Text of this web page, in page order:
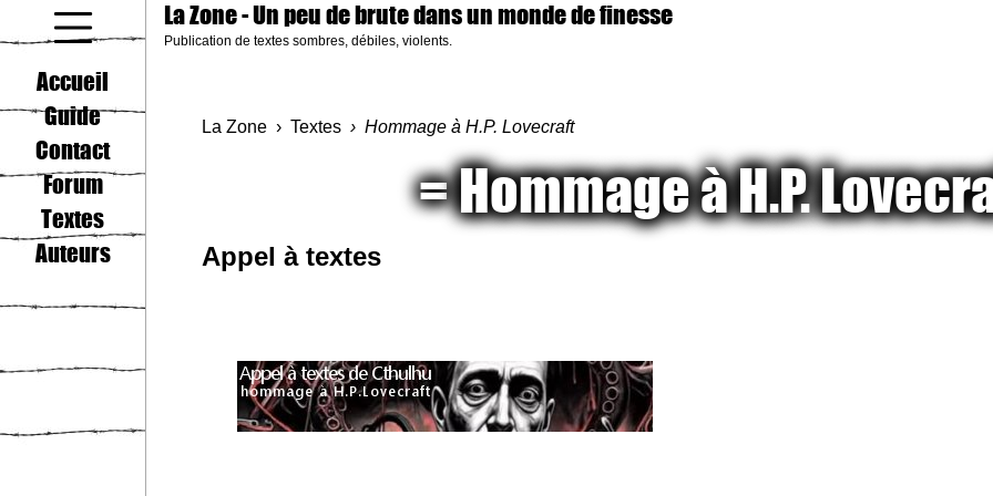
La Zone- Un peu de brute dans un monde de finesse
Publication de textes sombres, débiles, violents.
Accueil
Guide
Contact
Forum
Textes
Auteurs
La Zone Textes Hommage à H.P. Lovecraft
Hommage à H.P.
Appel à textes